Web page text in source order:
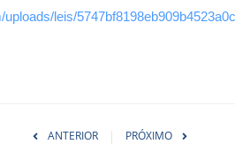
leis/
ANTERIOR PRÓXIMO